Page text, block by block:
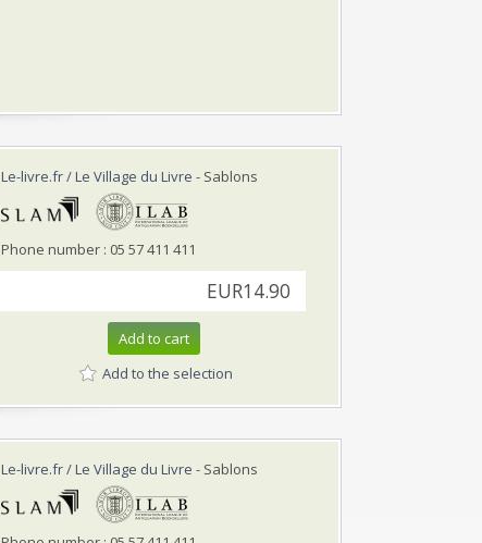
Le-livre.fr / Le Village du Livre - Sablons
Phone number : 05 57 411 411
EUR14.90
Add to cart
Add to the selection
Le-livre.fr / Le Village du Livre - Sablons